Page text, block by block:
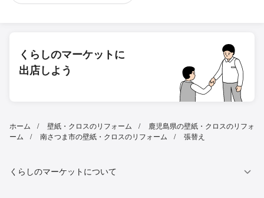
くらしのマーケットに
出店しよう
ホーム 壁紙・クロスのリフォーム
鹿児島県の壁紙・クロスのリフォ
ーム
南さつま市の壁紙・クロスのリフォーム 張替え
くらしのマーケットについて